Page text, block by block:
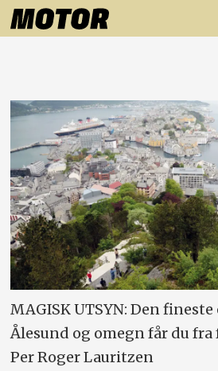
MAGISK UTSYN: Den
Ålesund og omegn får du fra
Per Roger Lauritzen